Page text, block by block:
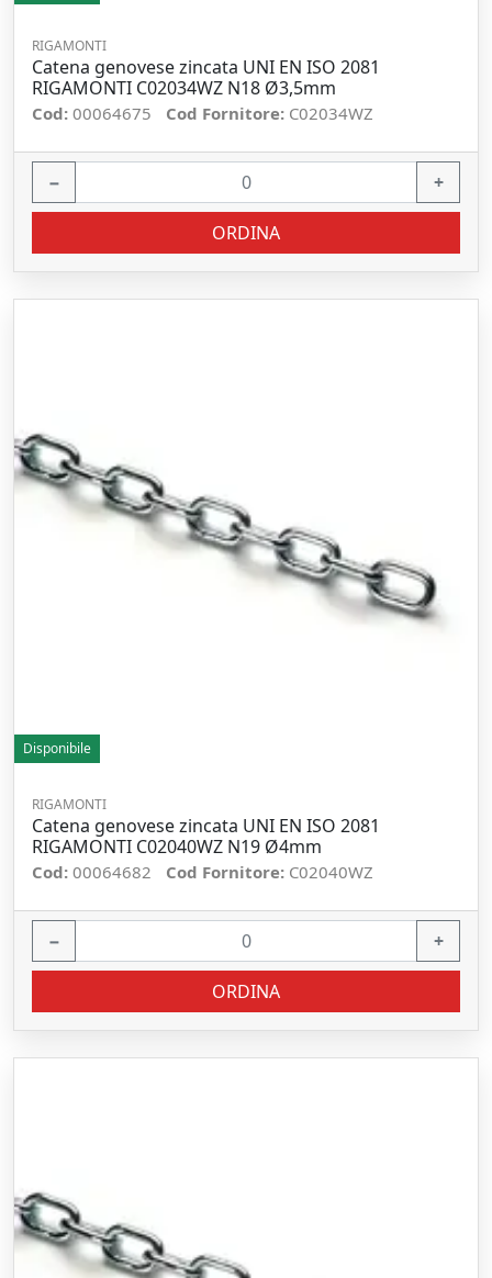
RIGAMONTI
Catena genovese zincata UNI EN ISO 2081
RIGAMONTI C02034WZ N18 Ø3,5mm
Cod: 00064675 Cod Fornitore: C02034WZ
− +
ORDINA
Disponibile
RIGAMONTI
Catena genovese zincata UNI EN ISO 2081
RIGAMONTI C02040WZ N19 Ø4mm
Cod: 00064682 Cod Fornitore: C02040WZ
− +
ORDINA